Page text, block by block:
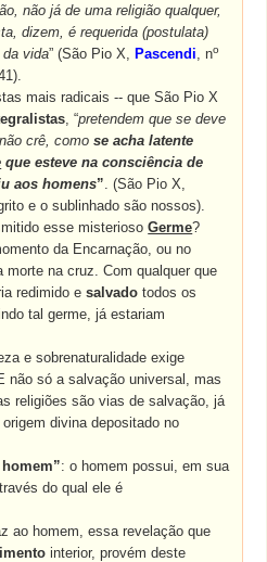
não já de uma religião qualquer,
dizem, é requerida (postulata)
da vida” (São Pio X,Pascendi , no
mais radicais -- que São Pio X
, “pretendem que se deve
crê, comose acha latente
que esteve na consciência de
aos homens” . (São Pio X,
e o sublinhado são nossos).
esse misteriosoGerme?
da Encarnação, ou no
morte na cruz. Com qualquer que
redimido esalvado todos os
tal germe, já estariam
e sobrenaturalidade exige
não só a salvação universal, mas
religiões são vias de salvação, já
divina depositado no
: o homem possui, em sua
do qual ele é
ao homem, essa revelação que
interior, provém deste